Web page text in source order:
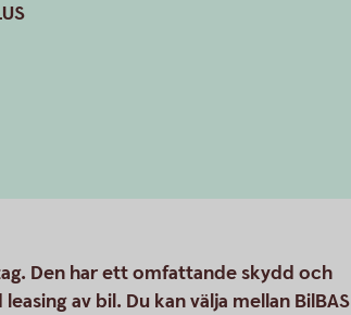
Den har ett omfattande skydd och
av bil. Du kan välja mellan BilBAS